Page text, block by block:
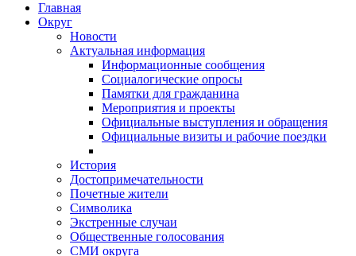
Главная
Округ
Новости
Актуальная информация
Информационные сообщения
Социалогические опросы
Памятки для гражданина
Мероприятия и проекты
Официальные выступления и обращения
Официальные визиты и рабочие поездки
История
Достопримечательности
Почетные жители
Символика
Экстренные случаи
Общественные голосования
СМИ округа